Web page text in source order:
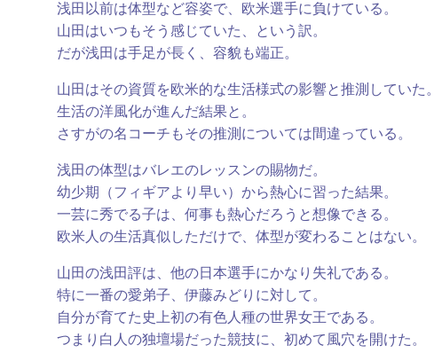
浅田以前は体型など容姿で、欧米選手に負けている。
山田はいつもそう感じていた、という訳。
だが浅田は手足が長く、容貌も端正。
山田はその資質を欧米的な生活様式の影響と推測していた。
生活の洋風化が進んだ結果と。
さすがの名コーチもその推測については間違っている。
浅田の体型はバレエのレッスンの賜物だ。
幼少期（フィギアより早い）から熱心に習った結果。
一芸に秀でる子は、何事も熱心だろうと想像できる。
欧米人の生活真似しただけで、体型が変わることはない。
山田の浅田評は、他の日本選手にかなり失礼である。
特に一番の愛弟子、伊藤みどりに対して。
自分が育てた史上初の有色人種の世界女王である。
つまり白人の独壇場だった競技に、初めて風穴を開けた。